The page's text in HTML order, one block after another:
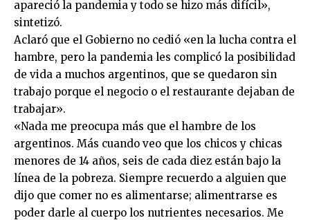
apareció la pandemia y todo se hizo más difícil»,
sintetizó.
Aclaró que el Gobierno no cedió «en la lucha contra el
hambre, pero la pandemia les complicó la posibilidad
de vida a muchos argentinos, que se quedaron sin
trabajo porque el negocio o el restaurante dejaban de
trabajar».
«Nada me preocupa más que el hambre de los
argentinos. Más cuando veo que los chicos y chicas
menores de 14 años, seis de cada diez están bajo la
línea de la pobreza. Siempre recuerdo a alguien que
dijo que comer no es alimentarse; alimentrarse es
poder darle al cuerpo los nutrientes necesarios. Me